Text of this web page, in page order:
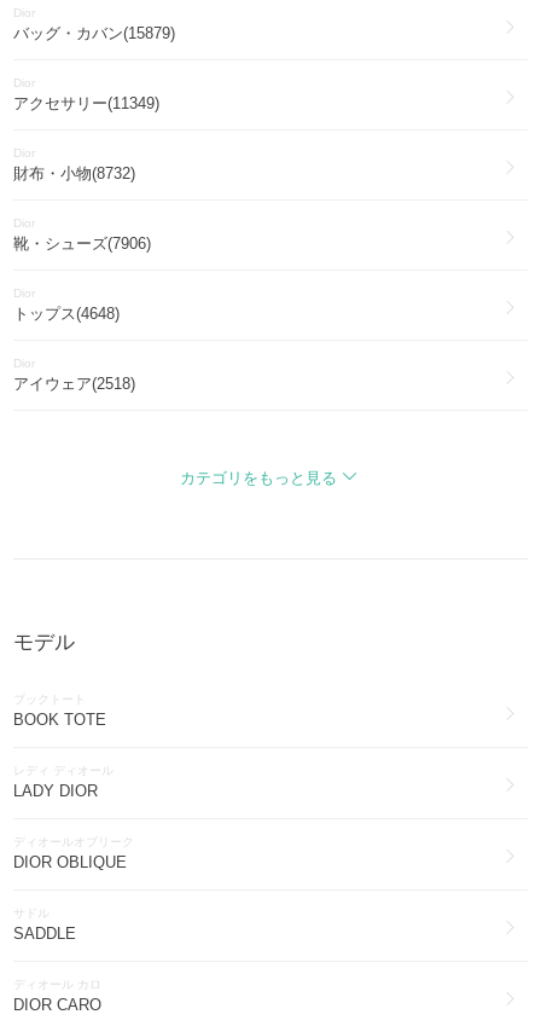
Dior
バッグ・カバン(15879)
Dior
アクセサリー(11349)
Dior
財布・小物(8732)
Dior
靴・シューズ(7906)
Dior
トップス(4648)
Dior
アイウェア(2518)
Dior
Dior
Dior
Dior
その他ファッション(396)
スマホケース・テックアクセサリー(382)
Dior
腕時計(102)
カテゴリをもっと見る
モデル
ブックトート
BOOK TOTE
レディ ディオール
LADY DIOR
ディオールオブリーク
DIOR OBLIQUE
サドル
SADDLE
ディオール カロ
DIOR CARO